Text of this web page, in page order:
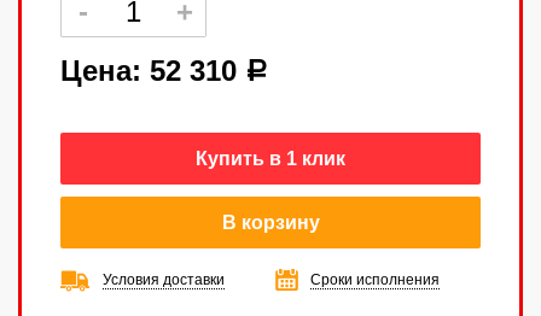
Цена: 52 310 a
Купить в 1 клик
В корзину
Условия доставки Сроки исполнения